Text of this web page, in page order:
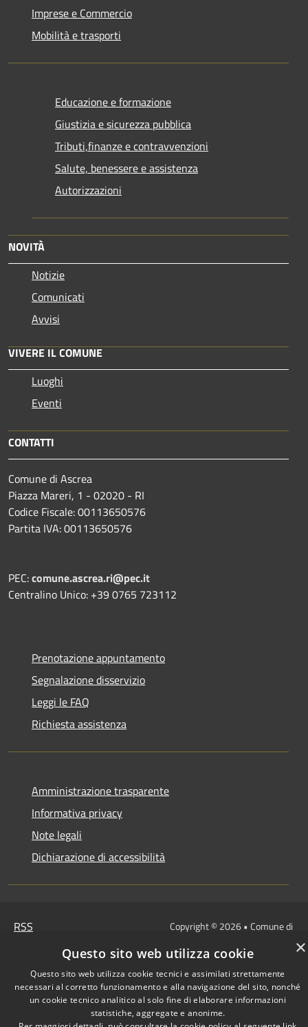
Imprese e Commercio
Mobilità e trasporti
Educazione e formazione
Giustizia e sicurezza pubblica
Tributi,finanze e contravvenzioni
Salute, benessere e assistenza
Autorizzazioni
NOVITÀ
Notizie
Comunicati
Avvisi
VIVERE IL COMUNE
Luoghi
Eventi
CONTATTI
Comune di Ascrea
Piazza Mareri, 1 - 02020 - RI
Codice Fiscale: 00113650576
Partita IVA: 00113650576
PEC:comune.ascrea.ri@pec.it
Centralino Unico: +39 0765 723112
Prenotazione appuntamento
Segnalazione disservizio
Leggi le FAQ
Richiesta assistenza
Amministrazione trasparente
Informativa privacy
Note legali
Dichiarazione di accessibilità
RSS
Cookie
Mappa del sito
Copyright © 2026 • Comune di
Municipium•Accesso
redazione
×
Questo sito web utilizza cookie
Questo sito web utilizza cookie tecnici e assimilati strettamente
necessari al corretto funzionamento e alla navigazione del sito, nonché
un cookie tecnico analitico al solo fine di elaborare informazioni
statistiche, aggregate e anonime.